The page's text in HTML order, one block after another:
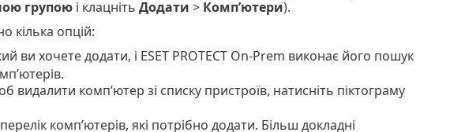
групоюі клацніть Додати > Комп’ютери).
кілька опцій:
ви хочете додати, і ESET PROTECT On-Prem виконає його пошук
видалити комп’ютер зі списку пристроїв, натисніть піктограму
комп’ютерів, які потрібно додати. Більш докладні